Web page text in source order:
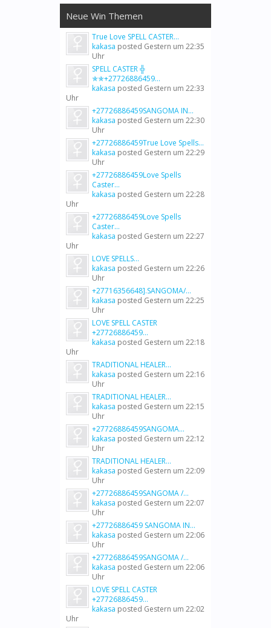
Neue Win Themen
True Love SPELL CASTER...
kakasa posted Gestern um 22:35
Uhr
SPELL CASTER ╬
✯✯+27726886459...
kakasa posted Gestern um 22:33
Uhr
+27726886459SANGOMA IN...
kakasa posted Gestern um 22:30
Uhr
+27726886459True Love Spells...
kakasa posted Gestern um 22:29
Uhr
+27726886459Love Spells
Caster...
kakasa posted Gestern um 22:28
Uhr
+27726886459Love Spells
Caster...
kakasa posted Gestern um 22:27
Uhr
LOVE SPELLS...
kakasa posted Gestern um 22:26
Uhr
+27716356648].SANGOMA/...
kakasa posted Gestern um 22:25
Uhr
LOVE SPELL CASTER
+27726886459...
kakasa posted Gestern um 22:18
Uhr
TRADITIONAL HEALER...
kakasa posted Gestern um 22:16
Uhr
TRADITIONAL HEALER...
kakasa posted Gestern um 22:15
Uhr
+27726886459SANGOMA...
kakasa posted Gestern um 22:12
Uhr
TRADITIONAL HEALER...
kakasa posted Gestern um 22:09
Uhr
+27726886459SANGOMA /...
kakasa posted Gestern um 22:07
Uhr
+27726886459 SANGOMA IN...
kakasa posted Gestern um 22:06
Uhr
+27726886459SANGOMA /...
kakasa posted Gestern um 22:06
Uhr
LOVE SPELL CASTER
+27726886459...
kakasa posted Gestern um 22:02
Uhr